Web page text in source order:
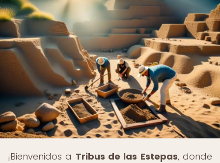
¡Bienvenidos a Tribus de las Estepas, donde